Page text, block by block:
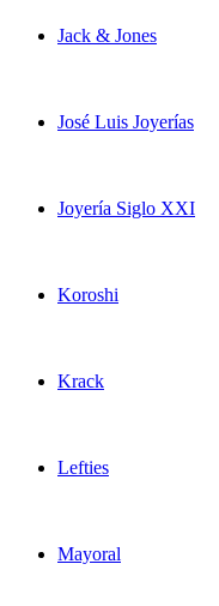
Jack & Jones
José Luis Joyerías
Joyería Siglo XXI
Koroshi
Krack
Lefties
Mayoral